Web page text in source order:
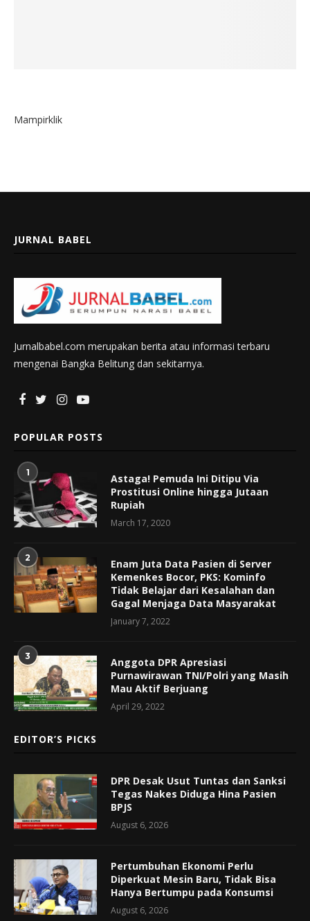
Mampirklik
JURNAL BABEL
Jurnalbabel.com merupakan berita atau informasi terbaru
mengenai Bangka Belitung dan sekitarnya.
POPULAR POSTS
1
Astaga! Pemuda Ini Ditipu Via
Prostitusi Online hingga Jutaan
Rupiah
March 17, 2020
2
Enam Juta Data Pasien di Server
Kemenkes Bocor, PKS: Kominfo
Tidak Belajar dari Kesalahan dan
Gagal Menjaga Data Masyarakat
January 7, 2022
3
Anggota DPR Apresiasi
Purnawirawan TNI/Polri yang Masih
Mau Aktif Berjuang
April 29, 2022
EDITOR’S PICKS
DPR Desak Usut Tuntas dan Sanksi
Tegas Nakes Diduga Hina Pasien
BPJS
August 6, 2026
Pertumbuhan Ekonomi Perlu
Diperkuat Mesin Baru, Tidak Bisa
Hanya Bertumpu pada Konsumsi
August 6, 2026